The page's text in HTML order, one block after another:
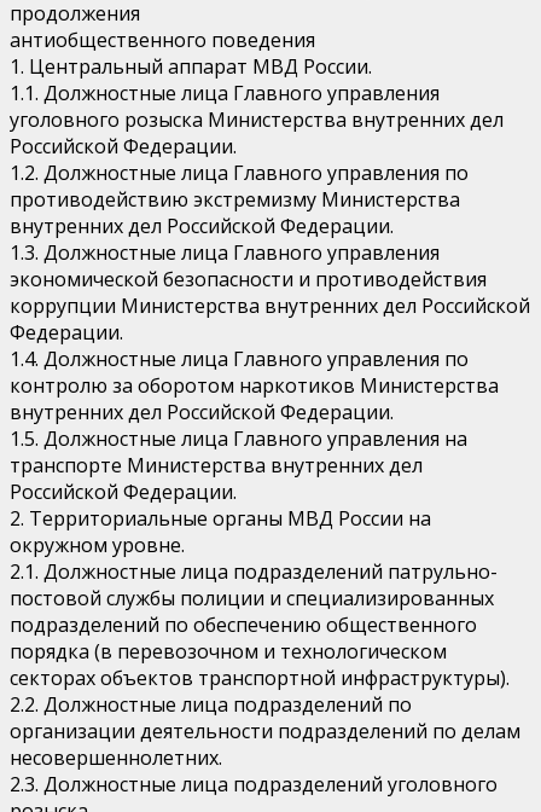
продолжения
антиобщественного поведения
1. Центральный аппарат МВД России.
1.1. Должностные лица Главного управления
уголовного розыска Министерства внутренних дел
Российской Федерации.
1.2. Должностные лица Главного управления по
противодействию экстремизму Министерства
внутренних дел Российской Федерации.
1.3. Должностные лица Главного управления
экономической безопасности и противодействия
коррупции Министерства внутренних дел Российской
Федерации.
1.4. Должностные лица Главного управления по
контролю за оборотом наркотиков Министерства
внутренних дел Российской Федерации.
1.5. Должностные лица Главного управления на
транспорте Министерства внутренних дел
Российской Федерации.
2. Территориальные органы МВД России на
окружном уровне.
2.1. Должностные лица подразделений патрульно-
постовой службы полиции и специализированных
подразделений по обеспечению общественного
порядка (в перевозочном и технологическом
секторах объектов транспортной инфраструктуры).
2.2. Должностные лица подразделений по
организации деятельности подразделений по делам
несовершеннолетних.
2.3. Должностные лица подразделений уголовного